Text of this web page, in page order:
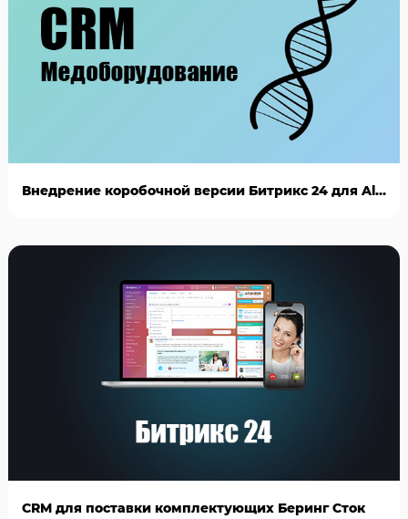
Внедрение коробочной версии Битрикс 24 для AlianBio
CRM для поставки комплектующих Беринг Сток